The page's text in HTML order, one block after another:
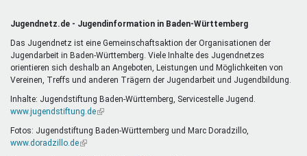
Jugendnetz.de - Jugendinformation in Baden-Württemberg
Das Jugendnetz ist eine Gemeinschaftsaktion der Organisationen der
Jugendarbeit in Baden-Württemberg. Viele Inhalte des Jugendnetzes
orientieren sich deshalb an Angeboten, Leistungen und Möglichkeiten von
Vereinen, Treffs und anderen Trägern der Jugendarbeit und Jugendbildung.
Inhalte: Jugendstiftung Baden-Württemberg, Servicestelle Jugend.
www.jugendstiftung.de(Link
extern)
Fotos: Jugendstiftung Baden-Württemberg und Marc Doradzillo,
www.doradzillo.de(Link